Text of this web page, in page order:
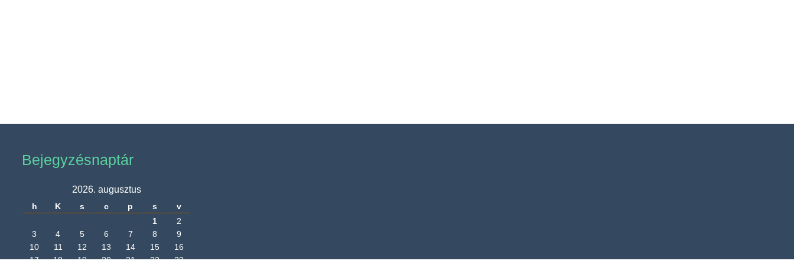
Bejegyzésnaptár
2026. augusztus
h K s c p s
v
1
2
3
4 5 6 7 8
9
10
11 12 13 14 15
16
17
18 19 20 21 22 23